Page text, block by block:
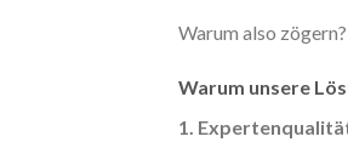
Warum also
Warum unsere
1.